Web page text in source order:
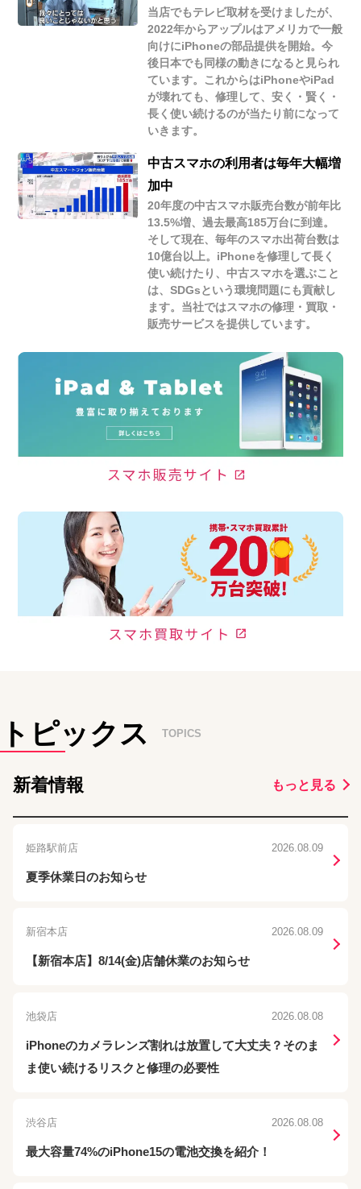
当店でもテレビ取材を受けましたが、
2022年からアップルはアメリカで一般
向けにiPhoneの部品提供を開始。今
後日本でも同様の動きになると見られ
ています。これからはiPhoneやiPad
が壊れても、修理して、安く・賢く・
長く使い続けるのが当たり前になって
いきます。
中古スマホの利用者は毎年大幅増
加中
20年度の中古スマホ販売台数が前年比
13.5%増、過去最高185万台に到達。
そして現在、毎年のスマホ出荷台数は
10億台以上。iPhoneを修理して長く
使い続けたり、中古スマホを選ぶこと
は、SDGsという環境問題にも貢献し
ます。当社ではスマホの修理・買取・
販売サービスを提供しています。
トピックス TOPICS
新着情報 もっと見る
姫路駅前店 2026.08.09
夏季休業日のお知らせ
新宿本店 2026.08.09
【新宿本店】8/14(金)店舗休業のお知らせ
池袋店 2026.08.08
iPhoneのカメラレンズ割れは放置して大丈夫？そのま
ま使い続けるリスクと修理の必要性
渋谷店 2026.08.08
最大容量74%のiPhone15の電池交換を紹介！